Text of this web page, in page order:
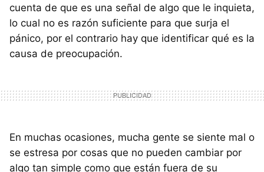
cuenta de que es una señal de algo que le inquieta,
lo cual no es razón suficiente para que surja el
pánico, por el contrario hay que identificar qué es la
causa de preocupación.
En muchas ocasiones, mucha gente se siente mal o
se estresa por cosas que no pueden cambiar por
algo tan simple como que están fuera de su